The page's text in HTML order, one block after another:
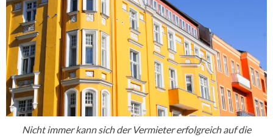
Nicht immer kann sich der Vermieter erfolgreich auf die